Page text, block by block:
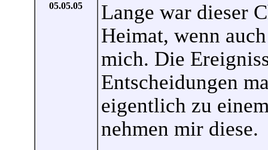
05.05.05
Lange war dieser
Heimat, wenn
mich. Die
Entscheidungen
eigentlich zu
nehmen mir diese.